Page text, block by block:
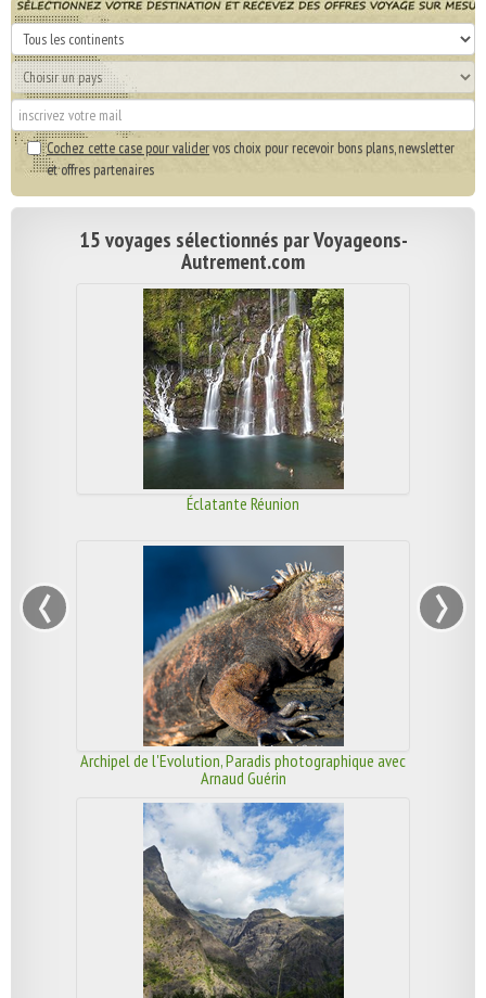
Cochez cette case pour validervos choix pour recevoir bons plans, newsletter
et offres partenaires
15 voyages sélectionnés par Voyageons-
Autrement.com
Éclatante Réunion
Archipel de l'Evolution, Paradis photographique avec
Arnaud Guérin
‹ ›